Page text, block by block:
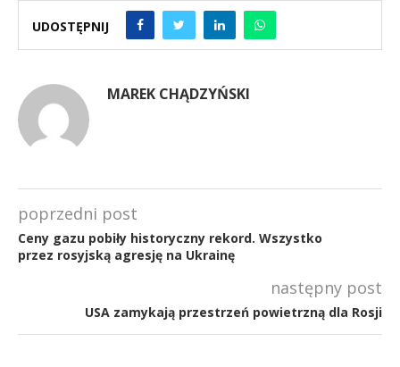
UDOSTĘPNIJ
MAREK CHĄDZYŃSKI
poprzedni post
Ceny gazu pobiły historyczny rekord. Wszystko
przez rosyjską agresję na Ukrainę
następny post
USA zamykają przestrzeń powietrzną dla Rosji